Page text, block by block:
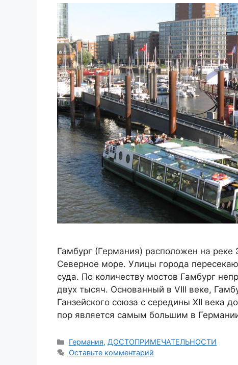
Гамбург (Германия) расположен на реке
Северное море. Улицы города
суда. По количеству мостов Гамбург
двух тысяч. Основанный в VIII веке,
Ганзейского союза с середины XII века
пор является самым большим в
Рубрики
Германия, ДОСТОПРИМЕЧАТЕЛЬНОСТИ
Оставьте комментарий